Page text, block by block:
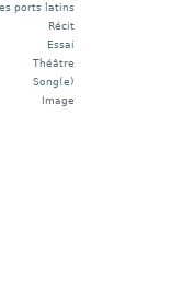
ports latins
Récit
Essai
Théâtre
Song(e)
Image